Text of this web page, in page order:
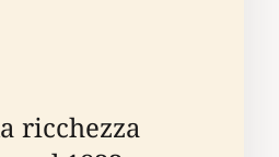
ricchezza